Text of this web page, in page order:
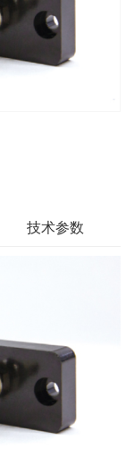
技术参数